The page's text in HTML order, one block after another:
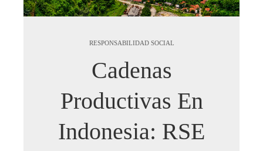
RESPONSABILIDAD SOCIAL
Cadenas
Productivas En
Indonesia: RSE